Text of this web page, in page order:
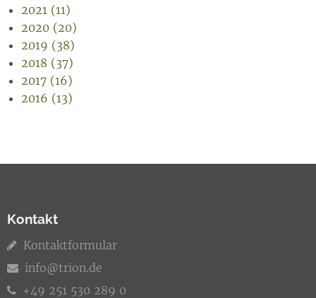
2021 (11)
2020 (20)
2019 (38)
2018 (37)
2017 (16)
2016 (13)
Kontakt
Kontaktformular
info@trion.de
+49 251 530 289 0